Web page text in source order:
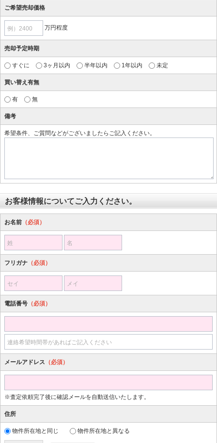
ご希望売却価格
例）2400 万円程度
売却予定時期
すぐに 3ヶ月以内 半年以内 1年以内 未定
買い替え有無
有 無
備考
希望条件、ご質問などがございましたらご記入ください。
お客様情報についてご入力ください。
お名前 （必須）
姓 名
フリガナ （必須）
セイ メイ
電話番号 （必須）
連絡希望時間帯があればご記入ください
メールアドレス （必須）
※査定依頼完了後に確認メールを自動送信いたします。
住所
物件所在地と同じ 物件所在地と異なる